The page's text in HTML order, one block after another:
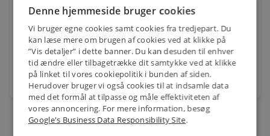
Varenr.: H28160
58,00 kr. pr. stk.
stk. favorite
Denne hjemmeside bruger cookies
Vi bruger egne cookies samt cookies fra tredjepart. Du
kan læse mere om brugen af cookies ved at klikke på
”Vis detaljer” i dette banner. Du kan desuden til enhver
tid ændre eller tilbagetrække dit samtykke ved at klikke
på linket til vores cookiepolitik i bunden af siden.
Herudover bruger vi også cookies til at indsamle data
med det formål at tilpasse og måle effektiviteten af
vores annoncering. For mere information, besøg
Google's Business Data Responsibility Site.